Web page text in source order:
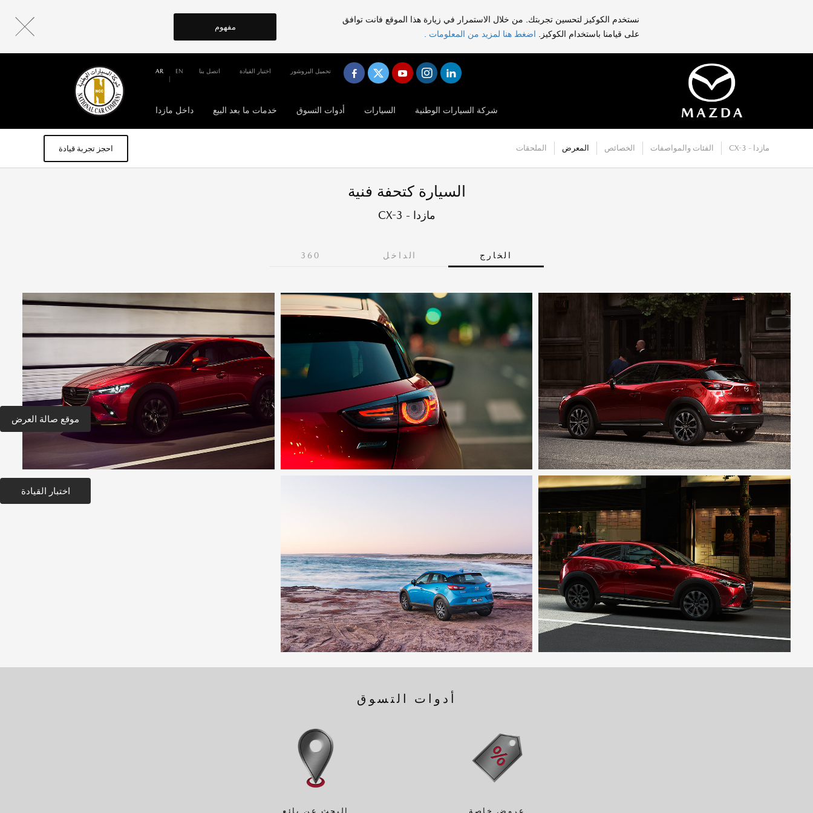
نستخدم الكوكيز لتحسين تجربتك. من خلال الاستمرار في زيارة هذا الموقع فانت توافق
على قيامنا باستخدام الكوكيز.
اضغط هنا لمزيد من المعلومات .
مفهوم
موقع صالة العرض
اختبار القيادة
تحميل البروشور اختبار القيادة اتصل بنا EN
AR
شركة السيارات الوطنية السيارات أدوات التسوق خدمات ما بعد البيع داخل مازدا
مازدا - CX-3 الفئات والمواصفات الخصائص المعرض الملحقات احجز تجربة قيادة
السيارة كتحفة فنية
مازدا - CX-3
الخارج الداخل 360
أدوات التسوق
عروض خاصة البحث عن بائع